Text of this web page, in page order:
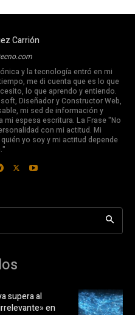
Carrión
y la tecnología entró en mi
me di cuenta que es lo que
lo que aprendo y entiendo.
Diseñador y Constructor Web,
mi sed de información y
mi espesa escritura. La Frase "No
con mi actitud. Mi
yo soy y mi actitud depende
supera al
en